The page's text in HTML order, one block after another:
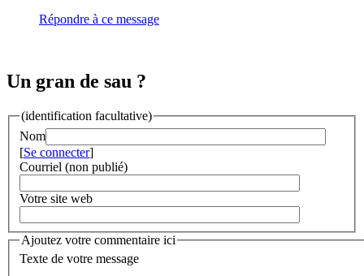
Répondre à ce message
Un gran de sau ?
(identification facultative)
Nom
[Se connecter]
Courriel (non publié)
Votre site web
Ajoutez votre commentaire ici
Texte de votre message